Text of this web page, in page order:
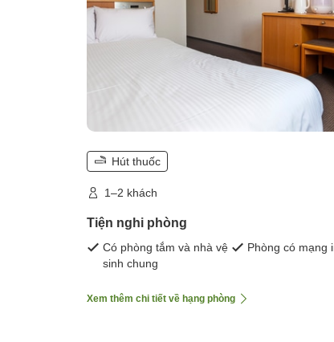
Hút thuốc
1–2 khách
Tiện nghi phòng
Có phòng tắm và nhà vệ
sinh chung
Phòng có mạng
Xem thêm chi tiết về hạng phòng